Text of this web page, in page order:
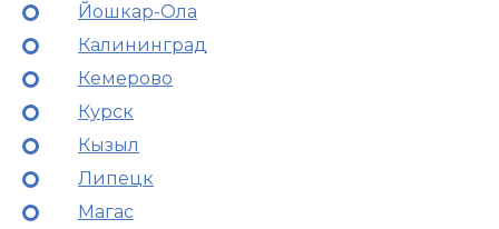
Йошкар-Ола
Калининград
Кемерово
Курск
Кызыл
Липецк
Магас